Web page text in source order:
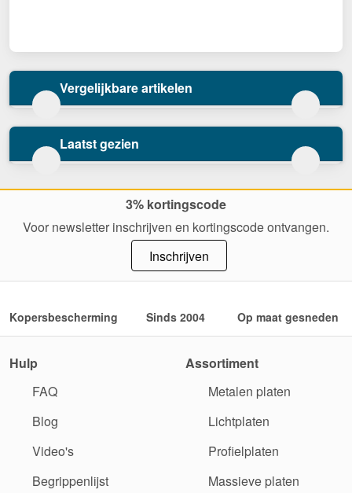
Vergelijkbare artikelen
Laatst gezien
3% kortingscode
Voor newsletter inschrijven en kortingscode ontvangen.
Inschrijven
Kopersbescherming Sinds 2004 Op maat gesneden
Hulp
FAQ
Blog
Video's
Begrippenlijst
Assortiment
Metalen platen
Lichtplaten
Profielplaten
Massieve platen